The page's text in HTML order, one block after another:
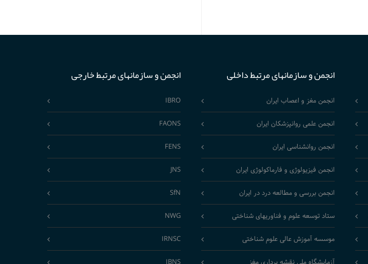
انجمن و سازمانهای مرتبط داخلی
انجمن مغز و اعصاب ایران
انجمن علمی روانپزشکان ایران
انجمن روانشناسی ایران
انجمن فیزیولوژی و فارماکولوژی ایران
انجمن بررسی و مطالعه درد در ایران
ستاد توسعه علوم و فناوریهای شناختی
موسسه آموزش عالی علوم شناختی
آزمایشگاه ملی نقشه برداری مغز
انجمن و سازمانهای مرتبط خارجی
IBRO
FAONS
FENS
JNS
SfN
NWG
IRNSC
IBNS